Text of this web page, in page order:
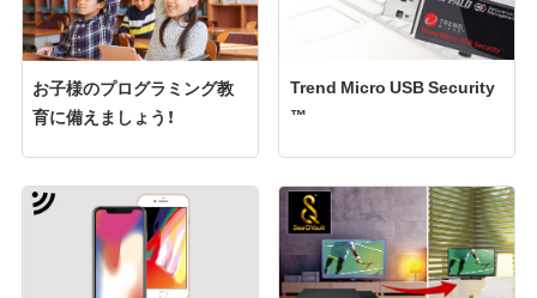
お子様のプログラミング教
育に備えましょう！
Trend Micro USB Security
™